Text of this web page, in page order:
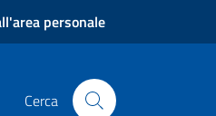
personale
Cerca